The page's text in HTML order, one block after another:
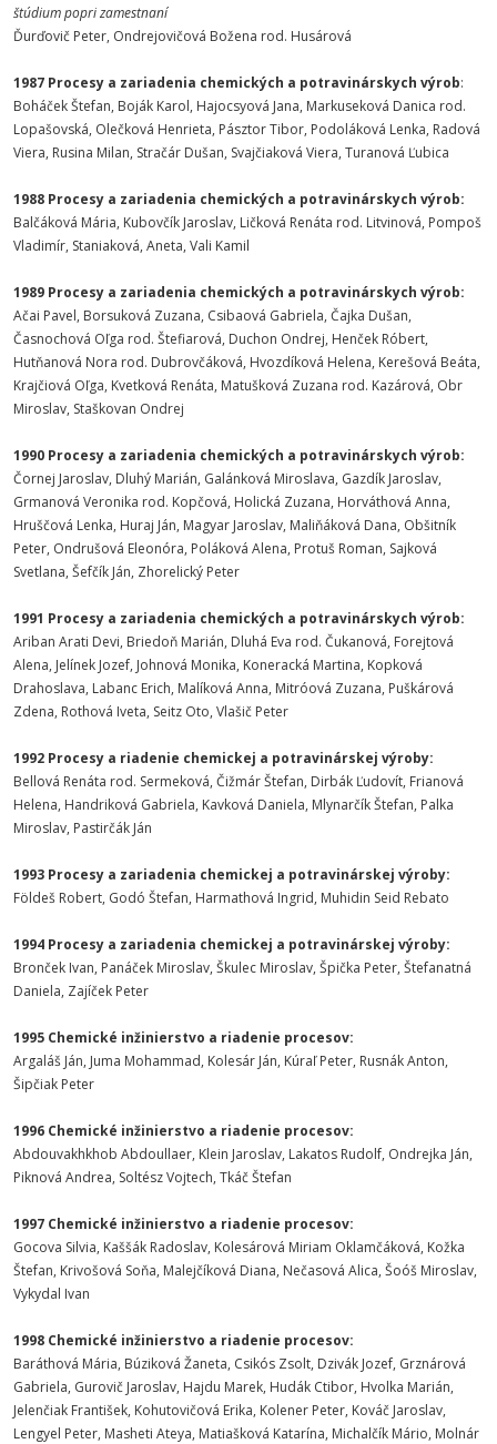
štúdium popri zamestnaní
Ďurďovič Peter, Ondrejovičová Božena rod. Husárová
1987 Procesy a zariadenia chemických a potravinárskych výrob:
Boháček Štefan, Boják Karol, Hajocsyová Jana, Markuseková Danica rod.
Lopašovská, Olečková Henrieta, Pásztor Tibor, Podoláková Lenka, Radová
Viera, Rusina Milan, Stračár Dušan, Svajčiaková Viera, Turanová Ľubica
1988 Procesy a zariadenia chemických a potravinárskych výrob:
Balčáková Mária, Kubovčík Jaroslav, Ličková Renáta rod. Litvinová, Pompoš
Vladimír, Staniaková, Aneta, Vali Kamil
1989 Procesy a zariadenia chemických a potravinárskych výrob:
Ačai Pavel, Borsuková Zuzana, Csibaová Gabriela, Čajka Dušan,
Časnochová Oľga rod. Štefiarová, Duchon Ondrej, Henček Róbert,
Hutňanová Nora rod. Dubrovčáková, Hvozdíková Helena, Kerešová Beáta,
Krajčiová Oľga, Kvetková Renáta, Matušková Zuzana rod. Kazárová, Obr
Miroslav, Staškovan Ondrej
1990 Procesy a zariadenia chemických a potravinárskych výrob:
Čornej Jaroslav, Dluhý Marián, Galánková Miroslava, Gazdík Jaroslav,
Grmanová Veronika rod. Kopčová, Holická Zuzana, Horváthová Anna,
Hruščová Lenka, Huraj Ján, Magyar Jaroslav, Maliňáková Dana, Obšitník
Peter, Ondrušová Eleonóra, Poláková Alena, Protuš Roman, Sajková
Svetlana, Šefčík Ján, Zhorelický Peter
1991 Procesy a zariadenia chemických a potravinárskych výrob:
Ariban Arati Devi, Briedoň Marián, Dluhá Eva rod. Čukanová, Forejtová
Alena, Jelínek Jozef, Johnová Monika, Koneracká Martina, Kopková
Drahoslava, Labanc Erich, Malíková Anna, Mitróová Zuzana, Puškárová
Zdena, Rothová Iveta, Seitz Oto, Vlašič Peter
1992 Procesy a riadenie chemickej a potravinárskej výroby:
Bellová Renáta rod. Sermeková, Čižmár Štefan, Dirbák Ľudovít, Frianová
Helena, Handriková Gabriela, Kavková Daniela, Mlynarčík Štefan, Palka
Miroslav, Pastirčák Ján
1993 Procesy a zariadenia chemickej a potravinárskej výroby:
Földeš Robert, Godó Štefan, Harmathová Ingrid, Muhidin Seid Rebato
1994 Procesy a zariadenia chemickej a potravinárskej výroby:
Bronček Ivan, Panáček Miroslav, Škulec Miroslav, Špička Peter, Štefanatná
Daniela, Zajíček Peter
1995 Chemické inžinierstvo a riadenie procesov:
Argaláš Ján, Juma Mohammad, Kolesár Ján, Kúraľ Peter, Rusnák Anton,
Šipčiak Peter
1996 Chemické inžinierstvo a riadenie procesov:
Abdouvakhkhob Abdoullaer, Klein Jaroslav, Lakatos Rudolf, Ondrejka Ján,
Piknová Andrea, Soltész Vojtech, Tkáč Štefan
1997 Chemické inžinierstvo a riadenie procesov:
Gocova Silvia, Kaššák Radoslav, Kolesárová Miriam Oklamčáková, Kožka
Štefan, Krivošová Soňa, Malejčíková Diana, Nečasová Alica, Šoóš Miroslav,
Vykydal Ivan
1998 Chemické inžinierstvo a riadenie procesov:
Baráthová Mária, Búziková Žaneta, Csikós Zsolt, Dzivák Jozef, Grznárová
Gabriela, Gurovič Jaroslav, Hajdu Marek, Hudák Ctibor, Hvolka Marián,
Jelenčiak František, Kohutovičová Erika, Kolener Peter, Kováč Jaroslav,
Lengyel Peter, Masheti Ateya, Matiašková Katarína, Michalčík Mário, Molnár